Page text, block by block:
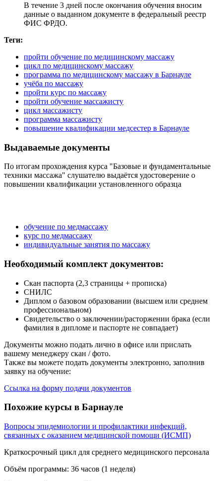
В течение 3 дней после окончания обучения вносим
данные о выданном документе в федеральный реестр
ФИС ФРДО.
Теги:
пройти обучение по медицинскому массажу
цикл по медицинскому массажу
программа по медицинскому массажу в Барнауле
учёба по массажу
пройти курс по массажу
пройти обучение массажисту
цикл массажисту
программа массажисту
повышение квалификации медсестер в Барнауле
Выдаваемые документы
По итогам прохождения курса "Базовые и фундаментальные
техники массажа" слушателю выдаётся удостоверение о
повышении квалификации установленного образца
обучение по медмассажу
курс по медмассажу
индивидуальные занятия по массажу
Необходимый комплект документов:
Скан паспорта (2,3 страницы + прописка)
СНИЛС
Диплом о базовом образовании (высшем или среднем
профессиональном)
Свидетельство о заключении/расторжении брака (если
фамилия в дипломе и паспорте не совпадает)
Документы можно подать лично в офисе или прислать
вашему менеджеру скан / фото.
Также вы можете подать документы электронно, заполнив
заявку на обучение:
Ссылка на форму подачи документов
Похожие курсы в Барнауле
Вопросы эпидемиологии и профилактики инфекций,
связанных с оказанием медицинской помощи (ИСМП)
Краткосрочный цикл для среднего медицинского персонала
Объём программы: 36 часов (1 неделя)